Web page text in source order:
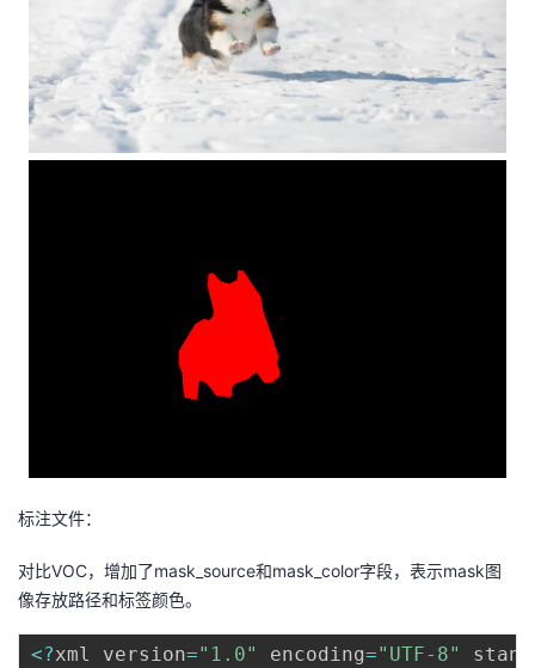
标注文件：
对比VOC，增加了mask_source和mask_color字段，表示mask图
像存放路径和标签颜色。
<?xml version="1.0" encoding="UTF-8"